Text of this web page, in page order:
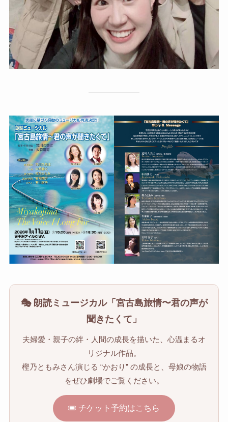
🎭 朗読ミュージカル「宮古島旅情〜君の声が
聞きたくて」
夫婦愛・親子の絆・人間の成長を描いた、心温まるオ
リジナル作品。
樫乃ともみさん演じる “かおり” の成長と、母娘の物語
をぜひ劇場でご覧ください。
🎟 チケット予約はこちら